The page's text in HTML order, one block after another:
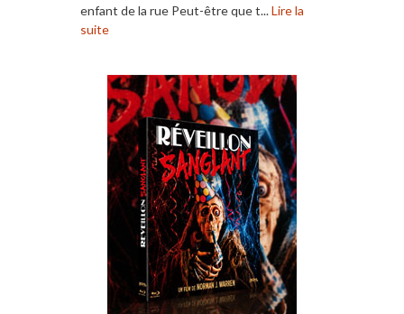
enfant de la rue Peut-être que t...Lire la
suite